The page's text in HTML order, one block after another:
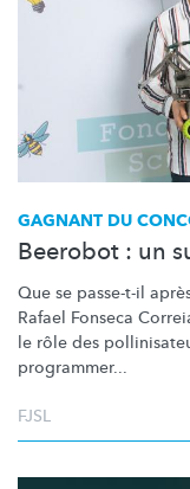
GAGNANT DU
Beerobot : un
Que se passe-t-il
Rafael Fonseca
le rôle des
programmer...
FJSL